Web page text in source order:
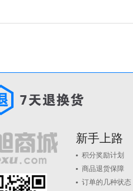
新手上路
积分奖励计划
商品退货保障
订单的几种状态